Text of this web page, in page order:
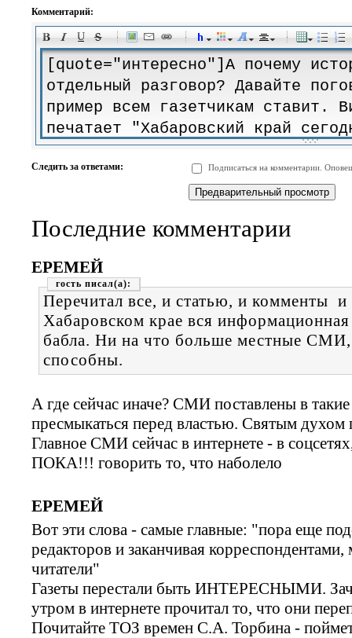
Комментарий:
-
-
-
-
-
-
-
-
-
-
-
-
-
-
-
-
-
-
-
-
-
-
-
-
-
-
-
-
Следить за ответами: Подписаться на комментарии.
Последние комментарии
ЕРЕМЕЙ
гость
Перечитал все, и статью, и комменты
Хабаровском крае вся
бабла. Ни на что больше местные
способны.
А где сейчас иначе? СМИ поставлены в
пресмыкаться перед властью. Святым духом
Главное СМИ сейчас в интернете - в
ПОКА!!! говорить то, что наболело
ЕРЕМЕЙ
Вот эти слова - самые главные: "пора еще
редакторов и заканчивая
читатели"
Газеты перестали быть ИНТЕРЕСНЫМИ.
утром в интернете прочитал то, что они
Почитайте ТОЗ времен С.А. Торбина -